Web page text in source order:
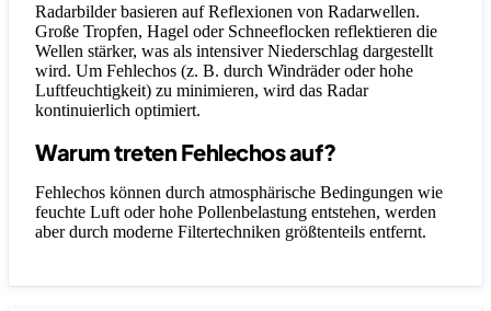
Radarbilder basieren auf Reflexionen von Radarwellen.
Große Tropfen, Hagel oder Schneeflocken reflektieren die
Wellen stärker, was als intensiver Niederschlag dargestellt
wird. Um Fehlechos (z. B. durch Windräder oder hohe
Luftfeuchtigkeit) zu minimieren, wird das Radar
kontinuierlich optimiert.
Warum treten Fehlechos auf?
Fehlechos können durch atmosphärische Bedingungen wie
feuchte Luft oder hohe Pollenbelastung entstehen, werden
aber durch moderne Filtertechniken größtenteils entfernt.